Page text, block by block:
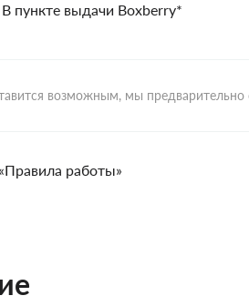
В пункте выдачи Boxberry*
возможным, мы
работы»